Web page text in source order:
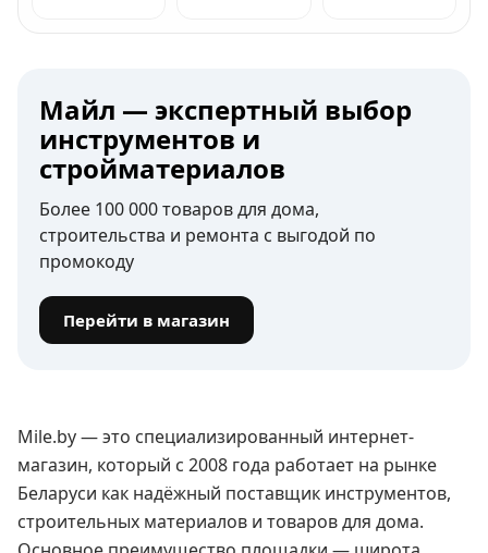
Майл — экспертный выбор
инструментов и
стройматериалов
Более 100 000 товаров для дома,
строительства и ремонта с выгодой по
промокоду
Перейти в магазин
Mile.by — это специализированный интернет-
магазин, который с 2008 года работает на рынке
Беларуси как надёжный поставщик инструментов,
строительных материалов и товаров для дома.